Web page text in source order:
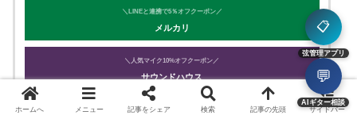
＼LINEと連携で5％オフクーポン／
メルカリ
＼人気マイク10%オフクーポン／
サウンドハウス
ホームへ メニュー 記事をシェア 検索 記事の先頭 サイドバー
📋
弦管理アプリ
💬
AIギター相談